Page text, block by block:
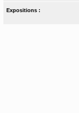
Expositions :